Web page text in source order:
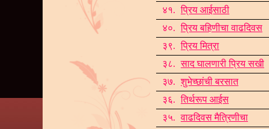
४१. प्रिय आईसाठी
४०. प्रिय बहिणीचा वाढदिवस
३९. प्रिय मित्रा
३८. साद घालणारी प्रिय सखी
३७. शुभेच्छांची बरसात
३६. तिर्थरूप आईस
३५. वाढदिवस मैत्रिणीचा